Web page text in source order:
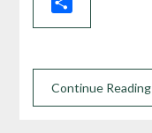
Continue Reading